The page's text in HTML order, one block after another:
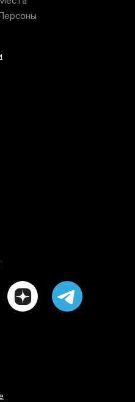
это. О пропаже
инвентаризации.
что с полок исчезла
рублей.
помогли полицейские.
они установили
в поле зрения
зала, а затем
потратил.
ему предстоит
отношении воронежца
меру пресечения в
поведении.